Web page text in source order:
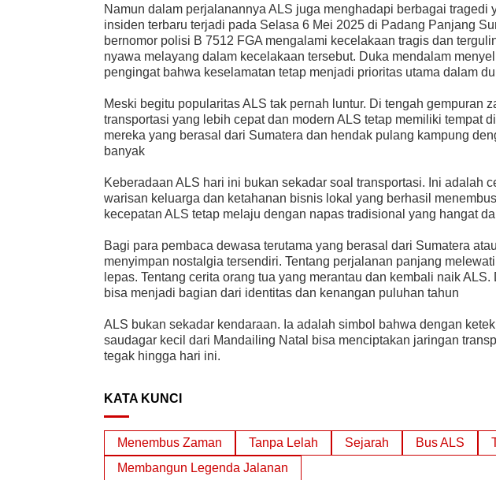
Namun dalam perjalanannya ALS juga menghadapi berbagai tragedi
insiden terbaru terjadi pada Selasa 6 Mei 2025 di Padang Panjang
bernomor polisi B 7512 FGA mengalami kecelakaan tragis dan
nyawa melayang dalam kecelakaan tersebut. Duka mendalam
pengingat bahwa keselamatan tetap menjadi prioritas utama dalam
Meski begitu popularitas ALS tak pernah luntur. Di tengah gempuran
transportasi yang lebih cepat dan modern ALS tetap memiliki tempat
mereka yang berasal dari Sumatera dan hendak pulang kampung
banyak
Keberadaan ALS hari ini bukan sekadar soal transportasi. Ini adalah
warisan keluarga dan ketahanan bisnis lokal yang berhasil
kecepatan ALS tetap melaju dengan napas tradisional yang hangat
Bagi para pembaca dewasa terutama yang berasal dari Sumatera
menyimpan nostalgia tersendiri. Tentang perjalanan panjang
lepas. Tentang cerita orang tua yang merantau dan kembali naik
bisa menjadi bagian dari identitas dan kenangan puluhan tahun
ALS bukan sekadar kendaraan. Ia adalah simbol bahwa dengan
saudagar kecil dari Mandailing Natal bisa menciptakan jaringan
tegak hingga hari ini.
KATA KUNCI
Menembus Zaman Tanpa Lelah Sejarah Bus ALS
Membangun Legenda Jalanan